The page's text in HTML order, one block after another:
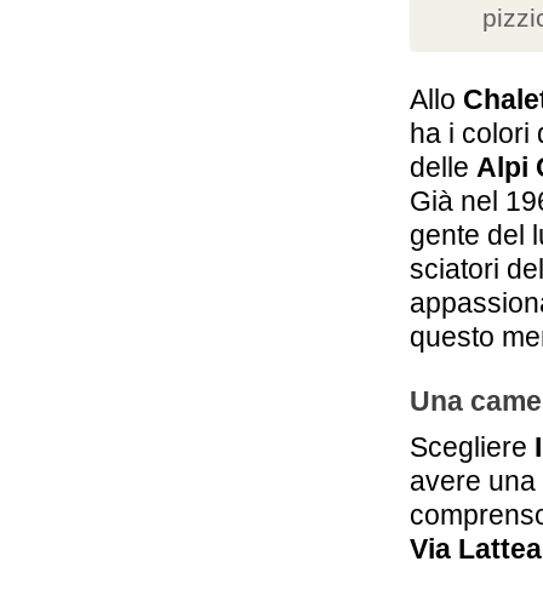
Allo
ha i colori
delle Alpi
Già nel
gente del
sciatori
questo
Una
Scegliere
avere
Via Lattea